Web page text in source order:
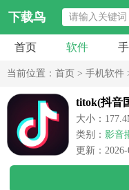
下载鸟
首页 软件
当前位置： 首页 > 手机软件
titok(抖音
大小：
类别： 影音
更新：